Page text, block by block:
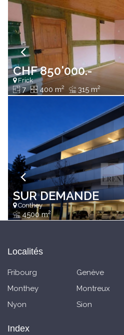
CHF 850'000.-
Frick
7 400 m2 315 m2
SUR DEMANDE
Conthey
4500 m2
Localités
Fribourg Genève
Monthey
Montreux
Nyon
Sion
Index